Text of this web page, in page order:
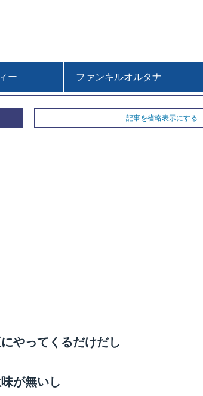
ー ファンキルオルタナ
記事を省略表示にする
やってくるだけだし
が無いし